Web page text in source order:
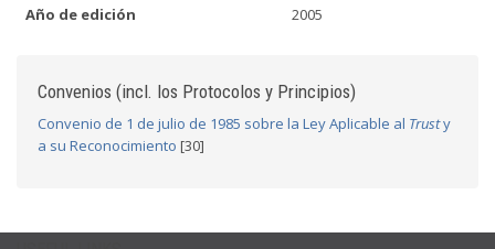
Año de edición
2005
Convenios (incl. los Protocolos y Principios)
Convenio de 1 de julio de 1985 sobre la Ley Aplicable al Trusty
a su Reconocimiento [30]